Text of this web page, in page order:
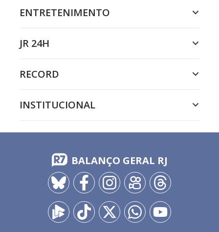
ENTRETENIMENTO
JR 24H
RECORD
INSTITUCIONAL
BALANÇO GERAL RJ